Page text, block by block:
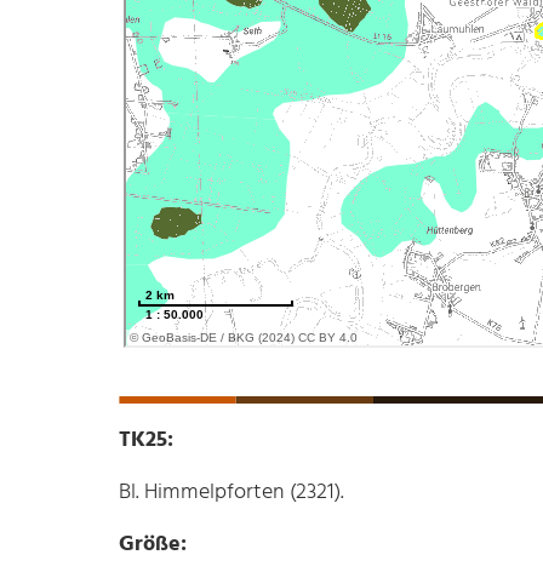
TK25:
Bl. Himmelpforten (2321).
Größe: